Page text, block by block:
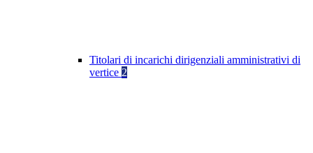
Titolari di incarichi dirigenziali amministrativi di
vertice 2